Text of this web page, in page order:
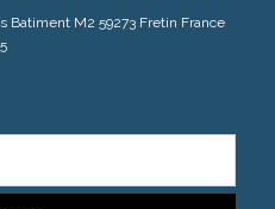
Batiment M2 59273 Fretin France